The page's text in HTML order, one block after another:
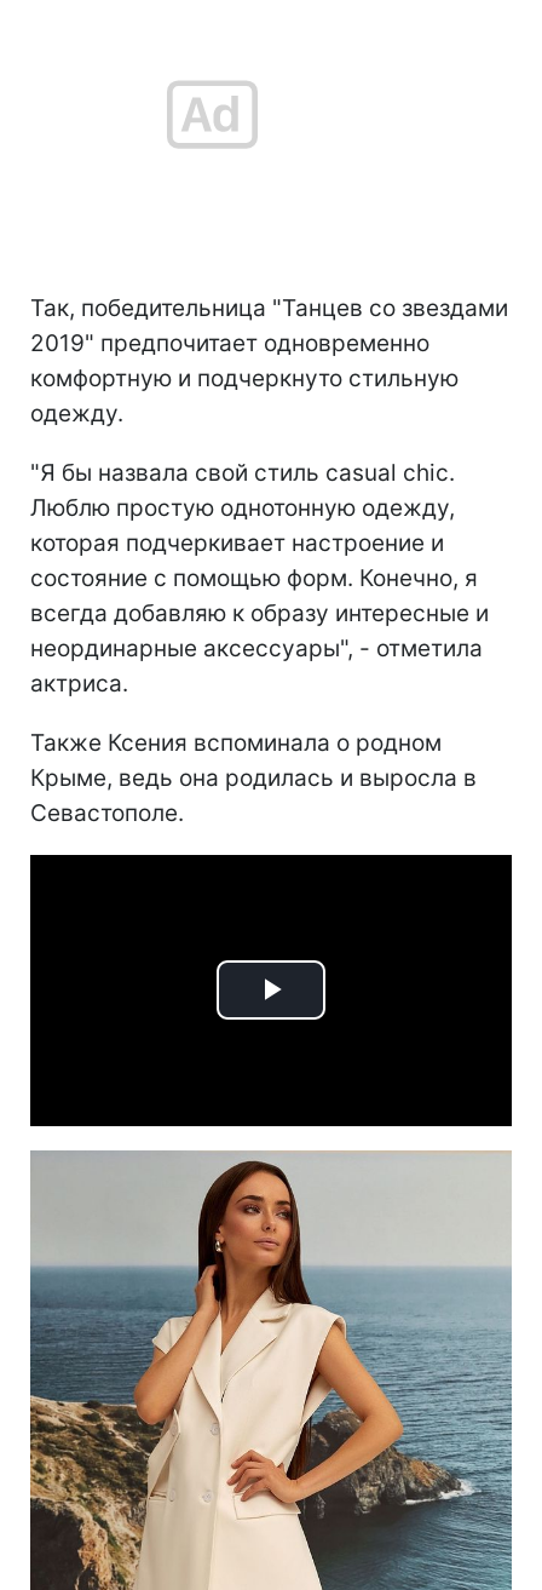
Так, победительница "Танцев со звездами
2019" предпочитает одновременно
комфортную и подчеркнуто стильную
одежду.
"Я бы назвала свой стиль casual chic.
Люблю простую однотонную одежду,
которая подчеркивает настроение и
состояние с помощью форм. Конечно, я
всегда добавляю к образу интересные и
неординарные аксессуары", - отметила
актриса.
Также Ксения вспоминала о родном
Крыме, ведь она родилась и выросла в
Севастополе.
Play